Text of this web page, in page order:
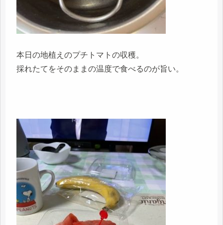
本日の地植えのプチトマトの収穫。
採れたてをそのままの温度で食べるのが旨い。